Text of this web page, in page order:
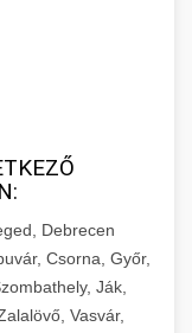
Debrecen
Csorna, Győr,
Ják,
Vasvár,